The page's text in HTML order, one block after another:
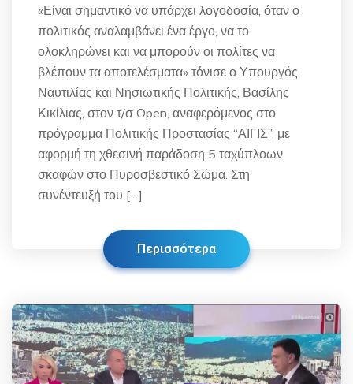
«Είναι σημαντικό να υπάρχει λογοδοσία, όταν ο
πολιτικός αναλαμβάνει ένα έργο, να το
ολοκληρώνει και να μπορούν οι πολίτες να
βλέπουν τα αποτελέσματα» τόνισε ο Υπουργός
Ναυτιλίας και Νησιωτικής Πολιτικής, Βασίλης
Κικίλιας, στον τ/σ Open, αναφερόμενος στο
πρόγραμμα Πολιτικής Προστασίας “ΑΙΓΙΣ”, με
αφορμή τη χθεσινή παράδοση 5 ταχύπλοων
σκαφών στο Πυροσβεστικό Σώμα. Στη
συνέντευξή του […]
Περισσότερα